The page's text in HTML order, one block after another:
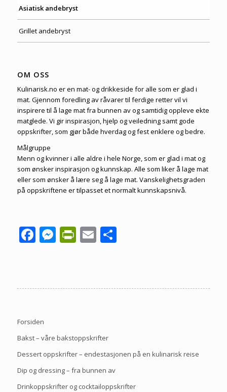
Asiatisk andebryst
Grillet andebryst
OM OSS
Kulinarisk.no er en mat- og drikkeside for alle som er glad i
mat. Gjennom foredling av råvarer til ferdige retter vil vi
inspirere til å lage mat fra bunnen av og samtidig oppleve ekte
matglede. Vi gir inspirasjon, hjelp og veiledning samt gode
oppskrifter, som gjør både hverdag og fest enklere og bedre.
Målgruppe
Menn og kvinner i alle aldre i hele Norge, som er glad i mat og
som ønsker inspirasjon og kunnskap. Alle som liker å lage mat
eller som ønsker å lære seg å lage mat. Vanskelighetsgraden
på oppskriftene er tilpasset et normalt kunnskapsnivå.
Facebook
Messenger
PrintFriendly
EmailShare
Forsiden
Bakst – våre bakstoppskrifter
Dessert oppskrifter – endestasjonen på en kulinarisk reise
Dip og dressing – fra bunnen av
Drinkoppskrifter og cocktailoppskrifter